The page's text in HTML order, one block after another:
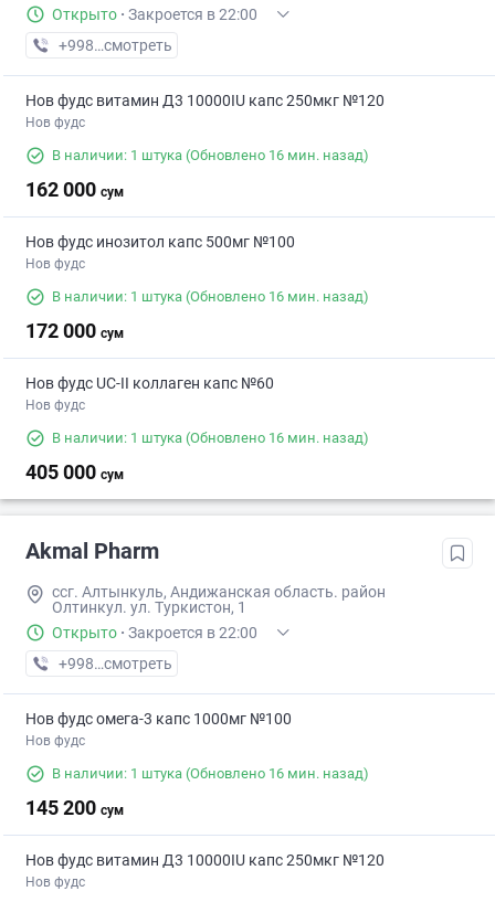
Открыто · Закроется в 22:00
+998 (90) XXX-XX-XX
смотреть
Нов фудс витамин Д3 10000IU капс 250мкг №120
Нов фудс
В наличии: 1 штука (Обновлено 16 мин. назад)
162 000 сум
Нов фудс инозитол капс 500мг №100
Нов фудс
В наличии: 1 штука (Обновлено 16 мин. назад)
172 000 сум
Нов фудс UC-II коллаген капс №60
Нов фудс
В наличии: 1 штука (Обновлено 16 мин. назад)
405 000 сум
Akmal Pharm
ссг. Алтынкуль, Андижанская область. район
Олтинкул. ул. Туркистон, 1
Открыто · Закроется в 22:00
+998 (90) XXX-XX-XX
смотреть
Нов фудс омега-3 капс 1000мг №100
Нов фудс
В наличии: 1 штука (Обновлено 16 мин. назад)
145 200 сум
Нов фудс витамин Д3 10000IU капс 250мкг №120
Нов фудс